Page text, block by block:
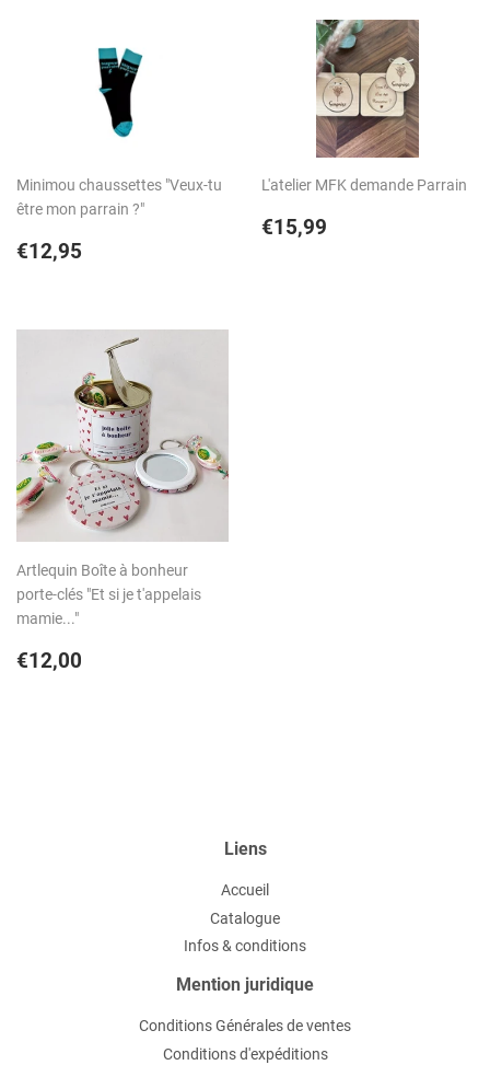
Minimou chaussettes "Veux-tu
être mon parrain ?"
Prix
€12,95
L'atelier MFK demande Parrain
Prix
€15,99
Artlequin Boîte à bonheur
porte-clés "Et si je t'appelais
mamie..."
Prix
€12,00
Liens
Accueil
Catalogue
Infos & conditions
Mention juridique
Conditions Générales de ventes
Conditions d'expéditions